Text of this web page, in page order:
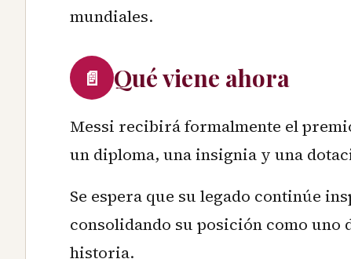
mundiales.
📄 Qué viene ahora
Messi recibirá formalmente el
un diploma, una insignia y una
Se espera que su legado continúe
consolidando su posición como uno
historia.